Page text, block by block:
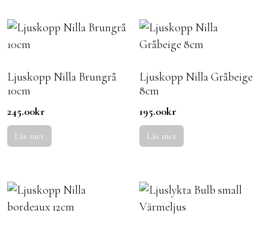
Ljuskopp Nilla Brungrå
10cm
245.00kr
Läs mer
Ljuskopp Nilla Gråbeige
8cm
195.00kr
Läs mer